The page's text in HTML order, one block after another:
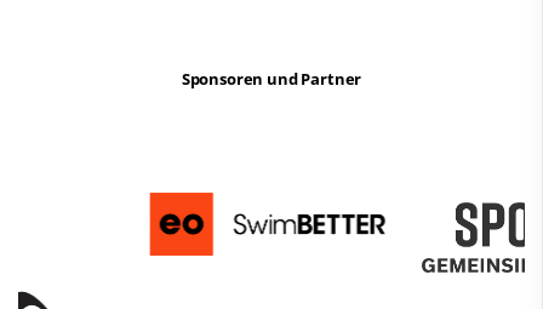
Sponsoren und Partner